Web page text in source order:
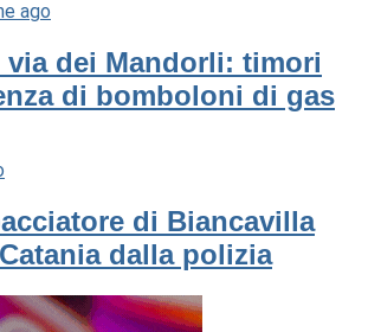
ago
dei Mandorli: timori
di bomboloni di gas
di Biancavilla
dalla polizia